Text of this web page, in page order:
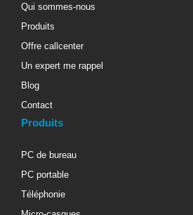
Qui sommes-nous
Produits
Offre callcenter
Un expert me rappel
Blog
Contact
Produits
PC de bureau
PC portable
Téléphonie